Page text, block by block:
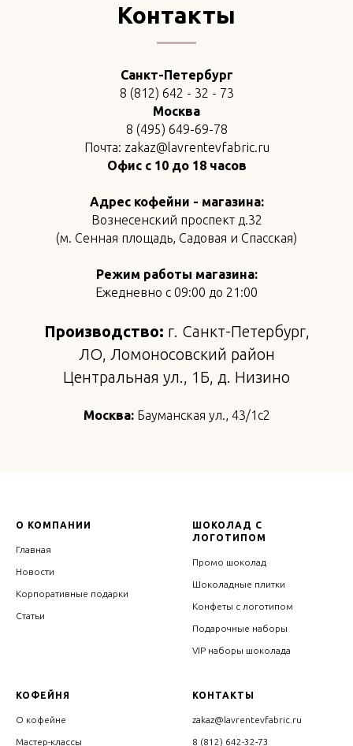
Контакты
Санкт-Петербург
8 (812) 642 - 32 - 73
Москва
8 (495) 649-69-78
Почта: zakaz@lavrentevfabric.ru
Офис с 10 до 18 часов
Адрес кофейни - магазина:
Вознесенский проспект д.32
(м. Сенная площадь, Садовая и Спасская)
Режим работы магазина:
Ежедневно с 09:00 до 21:00
Производство: г. Санкт-Петербург,
ЛО, Ломоносовский район
Центральная ул., 1Б, д. Низино
Москва:Бауманская ул., 43/1с2
О КОМПАНИИ
Главная
Новости
Корпоративные подарки
Статьи
ШОКОЛАД С
ЛОГОТИПОМ
Промо шоколад
Шоколадные плитки
Конфеты с логотипом
Подарочные наборы
VIP наборы шоколада
КОФЕЙНЯ
О кофейне
Мастер-классы
КОНТАКТЫ
zakaz@lavrentevfabric.ru
8 (812) 642-32-73